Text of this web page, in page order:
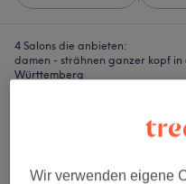
4 Salons die anbieten:
damen - strähnen ganzer kopf
Württemberg
Wir verwenden eigene